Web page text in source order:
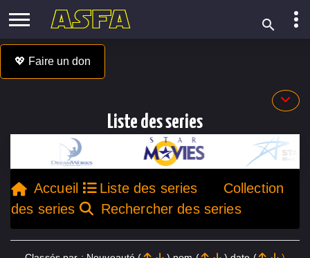
💖 Faire un don
Liste des series
Accueil Liste des series
Collection
des series
Rechercher des series